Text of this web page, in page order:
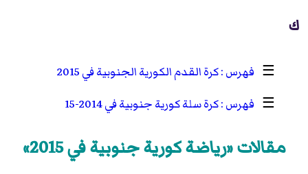
ك
☰
كرة القدم الكورية الجنوبية في 2015
☰
كرة سلة كورية جنوبية في 2014-15
مقالات «رياضة كورية جنوبية في 2015»